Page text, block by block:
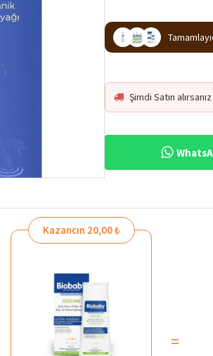
Şimdi Satın alırsanız
Kazancın 20,00 ₺
=